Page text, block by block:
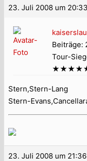
23. Juli 2008 um
Beiträge:
Tour-
Stern,Stern-Lang
Stern-
23. Juli 2008 um